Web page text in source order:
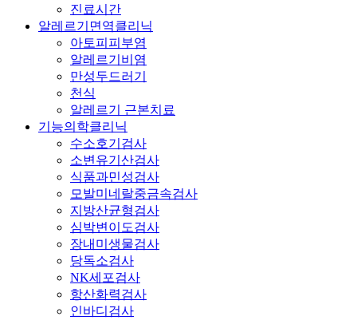
진료시간
알레르기면역클리닉
아토피피부염
알레르기비염
만성두드러기
천식
알레르기 근본치료
기능의학클리닉
수소호기검사
소변유기산검사
식품과민성검사
모발미네랄중금속검사
지방산균형검사
심박변이도검사
장내미생물검사
당독소검사
NK세포검사
항산화력검사
인바디검사